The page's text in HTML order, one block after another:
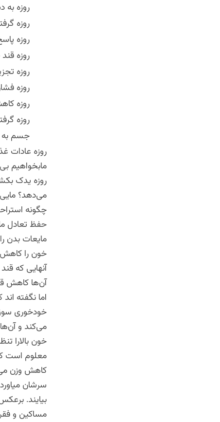
روزه
روزه
روزه
روزه
روزه
روزه
روزه
روزه
جسم به
روزه عادات
مابخواهیم
روزه یدک
می‌دهد؟
چگونه
حفظ تعادل
مایعات بدن
خون را کاهش
آنهایی که
آن‌ها کاهش
اما نگفته
خودخوری
می‌کند و
خون بالارا
معلوم است
کاهش وزن
سرشان
بیایند.
مساکین و